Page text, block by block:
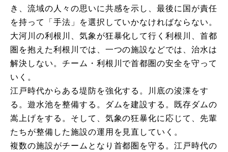
き、流域の人々の思いに共感を示し、最後に国が責任
を持って「手法」を選択していかなければならない。
大河川の利根川、気象が狂暴化して行く利根川、首都
圏を抱えた利根川では、一つの施設などでは、治水は
解決しない。チーム・利根川で首都圏の安全を守って
いく。
江戸時代からある堤防を強化する。川底の浚渫をす
る。遊水池を整備する。ダムを建設する。既存ダムの
嵩上げをする。そして、気象の狂暴化に応じて、先輩
たちが整備した施設の運用を見直していく。
複数の施設がチームとなり首都圏を守る。江戸時代の